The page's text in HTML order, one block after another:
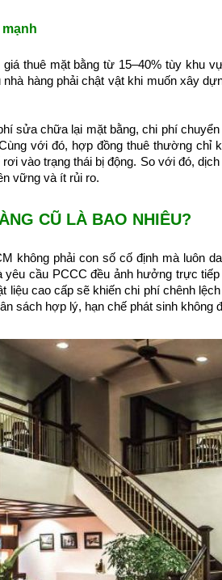
thuê mặt bằng từ 15–40% tùy khu
hàng phải chật vật khi muốn xây
sửa chữa lại mặt bằng, chi phí
với đó, hợp đồng thuê thường chỉ
vào trạng thái bị động. So với đó,
vững và ít rủi ro.
CŨ LÀ BAO NHIÊU?
không phải con số cố định mà luôn
cầu PCCC đều ảnh hưởng trực
liệu cao cấp sẽ khiến chi phí chênh
sách hợp lý, hạn chế phát sinh không